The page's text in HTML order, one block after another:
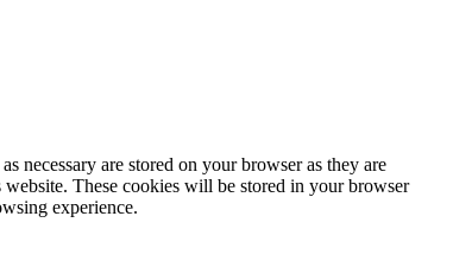
necessary are stored on your browser as they are
These cookies will be stored in your browser
experience.